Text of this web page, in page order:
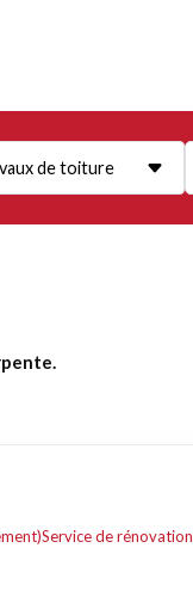
de toiture
Service de rénovation